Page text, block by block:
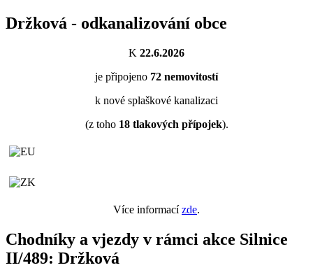
Držková - odkanalizování obce
K 22.6.2026
je připojeno 72 nemovitostí
k nové splaškové kanalizaci
(z toho 18tlakových přípojek).
Více informacízde.
Chodníky a vjezdy v rámci akce Silnice
II/489: Držková